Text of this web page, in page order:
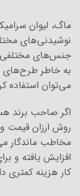
ماگ، لیوان
نوشیدنی‌های
جنس‌های مختلفی
به خاطر طرح‌های
می‌توان استفاده
اگر صاحب برند
روش ارزان قیمت
مخاطب ماندگار
افزایش یافته و
کار هزینه کمتری